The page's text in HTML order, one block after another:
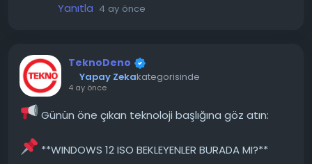
Yanıtla 4 ay önce
TeknoDeno
Yapay Zekakategorisinde
4 ay önce
Günün öne çıkan teknoloji başlığına göz atın:
**WINDOWS 12 ISO BEKLEYENLER BURADA MI?**